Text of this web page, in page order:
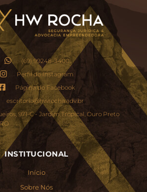
(69) 99248-3400
Perfil do Instagram
Página do Facebook
escritorio@hwrocha.adv.br
971-C - Jardim Tropical, Ouro Preto
INSTITUCIONAL
Início
Sobre Nós